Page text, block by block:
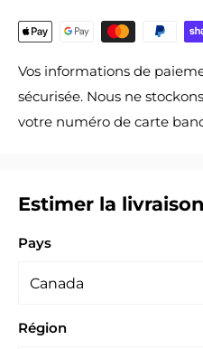
Vos informations de
sécurisée. Nous ne
votre numéro de carte
Estimer la livraison
Pays
Région